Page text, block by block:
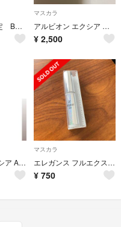
アルビオン 限定 BR21 エクシアAL ラグジュリアスマスカラ
マスカラ
アルビオン エクシア ラグジュリアスマスカラ BR
¥ 2,500
アルビオン エクシア AL ラグジュリアス マスカラ
マスカラ
エレガンス フルエクステンション マスカラ BK10
¥ 750